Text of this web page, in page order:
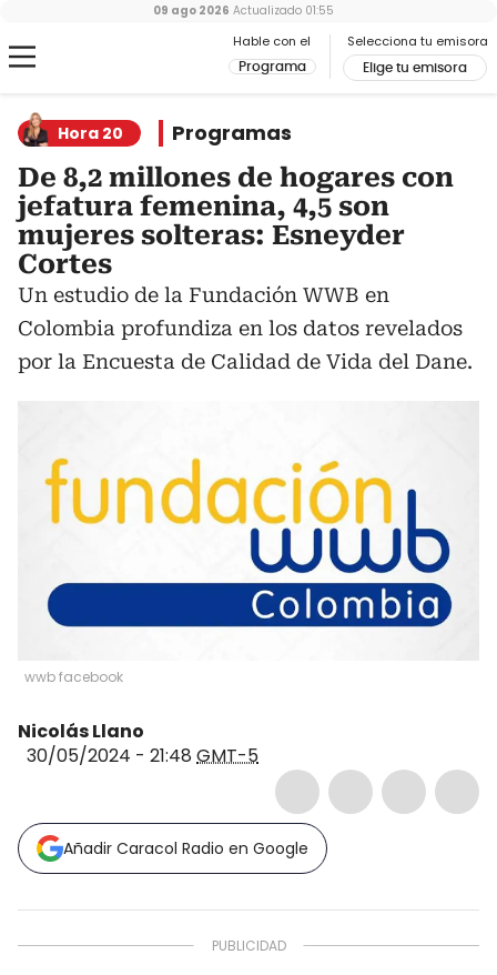
Hable con el
Programa
Selecciona tu emisora
Elige tu emisora
09 ago 2026 Actualizado 01:55
Hora 20 Programas
De 8,2 millones de hogares con
jefatura femenina, 4,5 son
mujeres solteras: Esneyder
Cortes
Un estudio de la Fundación WWB en
Colombia profundiza en los datos revelados
por la Encuesta de Calidad de Vida del Dane.
wwb facebook
Nicolás Llano
30/05/2024 - 21:48 GMT-5
Añadir Caracol Radio en Google